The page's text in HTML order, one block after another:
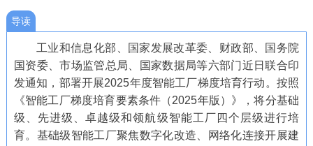
导读
工业和信息化部、国家发展改革委、财政部、国务院
国资委、市场监管总局、国家数据局等六部门近日联合印
发通知，部署开展2025年度智能工厂梯度培育行动。按照
《智能工厂梯度培育要素条件（2025年版）》，将分基础
级、先进级、卓越级和领航级智能工厂四个层级进行培
育。基础级智能工厂聚焦数字化改造、网络化连接开展建